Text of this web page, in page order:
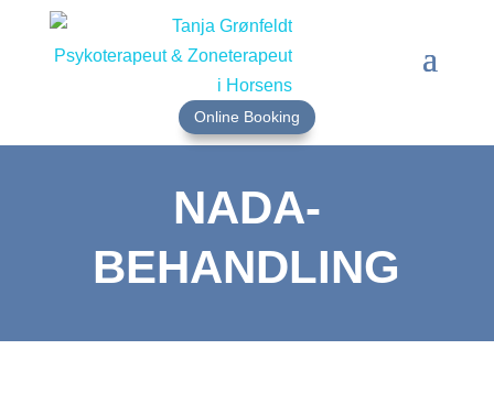
Online Booking
NADA-
BEHANDLING